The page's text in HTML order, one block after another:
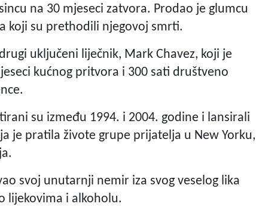
na 30 mjeseci zatvora. Prodao je glumcu
koji su prethodili njegovoj smrti.
uključeni liječnik, Mark Chavez, koji je
kućnog pritvora i 300 sati društveno
su između 1994. i 2004. godine i lansirali
je pratila živote grupe prijatelja u New Yorku,
svoj unutarnji nemir iza svog veselog lika
lijekovima i alkoholu.